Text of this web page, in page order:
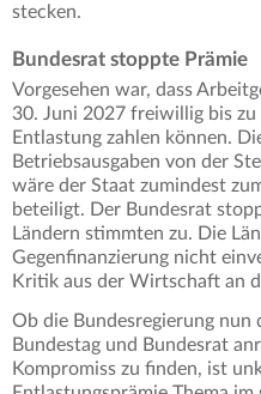
stecken.
Bundesrat stoppte Prämie
Vorgesehen war, dass
30. Juni 2027 freiwillig bis
Entlastung zahlen können.
Betriebsausgaben von der
wäre der Staat zumindest
beteiligt. Der Bundesrat
Ländern stimmten zu. Die
Gegenfinanzierung nicht
Kritik aus der Wirtschaft an
Ob die Bundesregierung nun
Bundestag und Bundesrat
Kompromiss zu finden, ist